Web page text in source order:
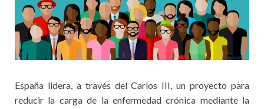
España lidera, a través del Carlos III, un proyecto para
reducir la carga de la enfermedad crónica mediante la